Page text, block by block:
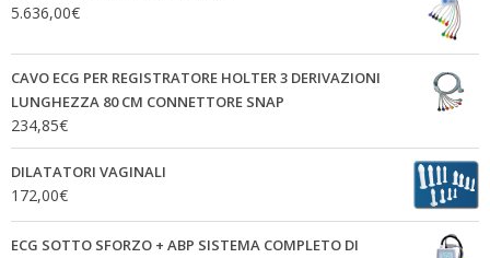
5.636,00€
CAVO ECG PER REGISTRATORE HOLTER 3 DERIVAZIONI
LUNGHEZZA 80 CM CONNETTORE SNAP
234,85€
DILATATORI VAGINALI
172,00€
ECG SOTTO SFORZO + ABP SISTEMA COMPLETO DI